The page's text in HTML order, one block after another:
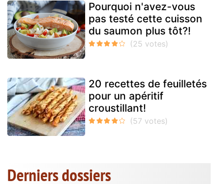
Pourquoi n'avez-vous
pas testé cette cuisson
du saumon plus tôt?!
20 recettes de feuilletés
pour un apéritif
croustillant!
Derniers dossiers